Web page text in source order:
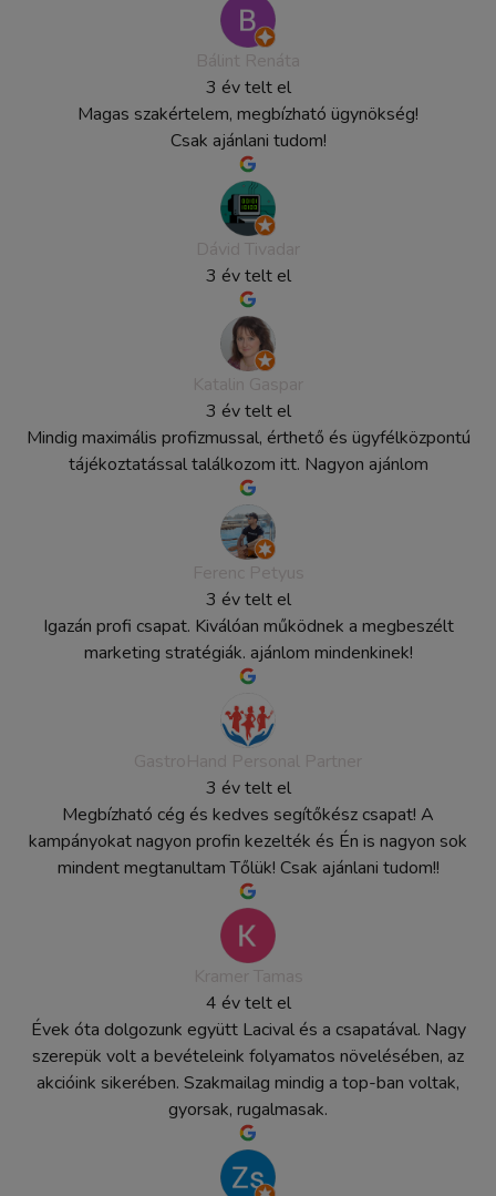
3 év telt el
Magas szakértelem, megbízható ügynökség!
Csak ajánlani tudom!
3 év telt el
3 év telt el
Mindig maximális profizmussal, érthető és ügyfélközpontú
tájékoztatással találkozom itt. Nagyon ajánlom
3 év telt el
Igazán profi csapat. Kiválóan működnek a megbeszélt
marketing stratégiák. ajánlom mindenkinek!
3 év telt el
Megbízható cég és kedves segítőkész csapat! A
kampányokat nagyon profin kezelték és Én is nagyon sok
mindent megtanultam Tőlük! Csak ajánlani tudom!!
4 év telt el
Évek óta dolgozunk együtt Lacival és a csapatával. Nagy
szerepük volt a bevételeink folyamatos növelésében, az
akcióink sikerében. Szakmailag mindig a top-ban voltak,
gyorsak, rugalmasak.